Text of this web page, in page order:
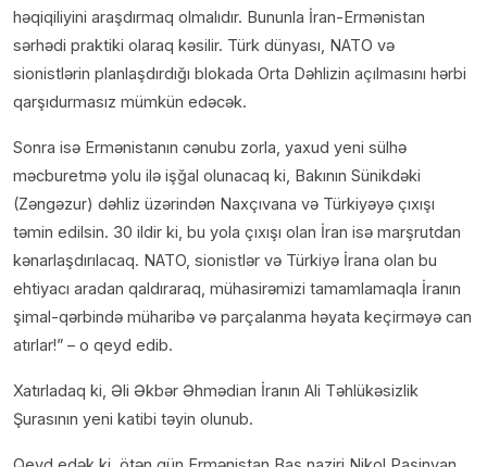
həqiqiliyini araşdırmaq olmalıdır. Bununla İran-Ermənistan
sərhədi praktiki olaraq kəsilir. Türk dünyası, NATO və
sionistlərin planlaşdırdığı blokada Orta Dəhlizin açılmasını hərbi
qarşıdurmasız mümkün edəcək.
Sonra isə Ermənistanın cənubu zorla, yaxud yeni sülhə
məcburetmə yolu ilə işğal olunacaq ki, Bakının Sünikdəki
(Zəngəzur) dəhliz üzərindən Naxçıvana və Türkiyəyə çıxışı
təmin edilsin. 30 ildir ki, bu yola çıxışı olan İran isə marşrutdan
kənarlaşdırılacaq. NATO, sionistlər və Türkiyə İrana olan bu
ehtiyacı aradan qaldıraraq, mühasirəmizi tamamlamaqla İranın
şimal-qərbində müharibə və parçalanma həyata keçirməyə can
atırlar!” – o qeyd edib.
Xatırladaq ki, Əli Əkbər Əhmədian İranın Ali Təhlükəsizlik
Şurasının yeni katibi təyin olunub.